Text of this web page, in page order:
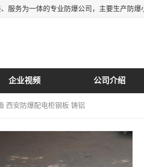
企业视频 公司介绍
西安防爆配电柜钢板 铸铝